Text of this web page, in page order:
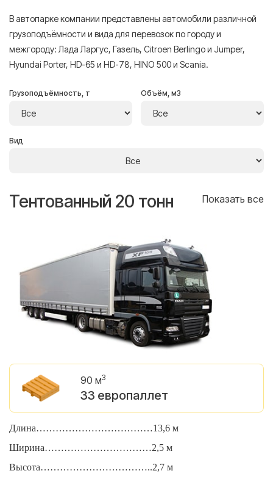
В автопарке компании представлены автомобили различной
грузоподъёмности и вида для перевозок по городу и
межгороду: Лада Ларгус, Газель, Citroen Berlingo и Jumper,
Hyundai Porter, HD-65 и HD-78, HINO 500 и Scania.
Грузоподъёмность, т Объём, м3
Вид
Тентованный 20 тонн Показать все
90 м3
33 европаллет
Длина………………………………13,6 м
Ширина……………………………2,5 м
Высота……………………………..2,7 м